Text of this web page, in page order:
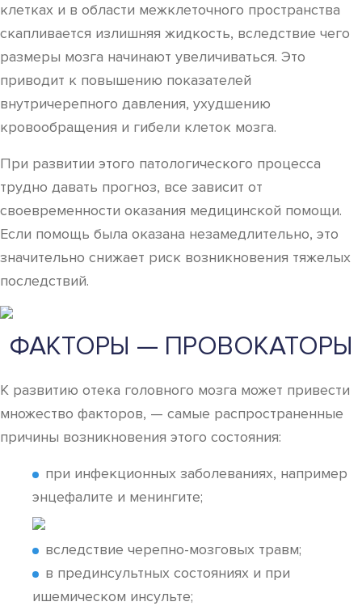
клетках и в области межклеточного пространства
скапливается излишняя жидкость, вследствие чего
размеры мозга начинают увеличиваться. Это
приводит к повышению показателей
внутричерепного давления, ухудшению
кровообращения и гибели клеток мозга.
При развитии этого патологического процесса
трудно давать прогноз, все зависит от
своевременности оказания медицинской помощи.
Если помощь была оказана незамедлительно, это
значительно снижает риск возникновения тяжелых
последствий.
ФАКТОРЫ — ПРОВОКАТОРЫ
К развитию отека головного мозга может привести
множество факторов, — самые распространенные
причины возникновения этого состояния:
при инфекционных заболеваниях, например
энцефалите и менингите;
вследствие черепно-мозговых травм;
в прединсультных состояниях и при
ишемическом инсульте;